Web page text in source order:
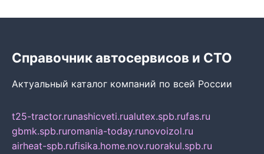
Справочник автосервисов и СТО
Актуальный каталог компаний по всей России
t25-tractor.runashicveti.rualutex.spb.rufas.ru
gbmk.spb.ruromania-today.runovoizol.ru
airheat-spb.rufisika.home.nov.ruorakul.spb.ru